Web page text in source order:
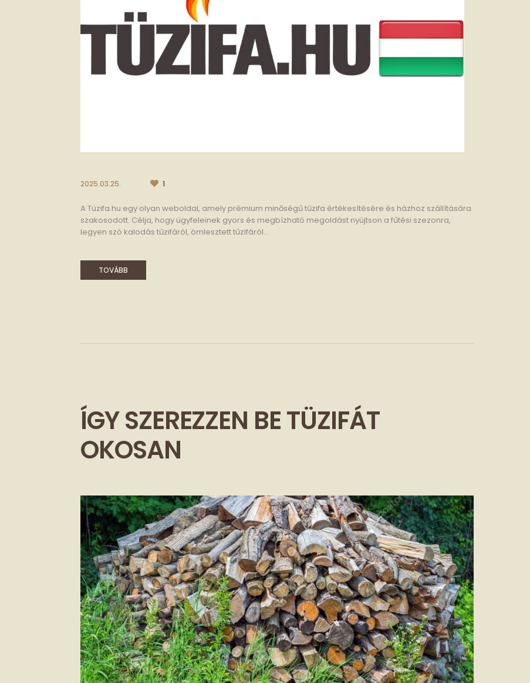
2025.03.25. 1
A Tüzifa.hu egy olyan weboldal, amely prémium minőségű tűzifa értékesítésére és házhoz szállítására
szakosodott. Célja, hogy ügyfeleinek gyors és megbízható megoldást nyújtson a fűtési szezonra,
legyen szó kalodás tűzifáról, ömlesztett tűzifáról...
TOVÁBB
ÍGY SZEREZZEN BE TÜZIFÁT
OKOSAN